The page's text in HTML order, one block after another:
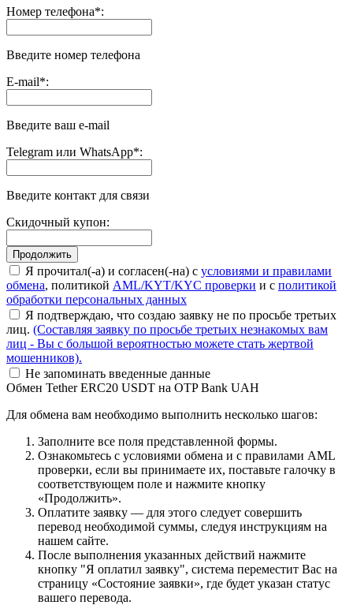
Номер телефона*:
Введите номер телефона
E-mail*:
Введите ваш e-mail
Telegram или WhatsApp*:
Введите контакт для связи
Скидочный купон:
Я прочитал(-а) и согласен(-на) с условиями и правилами
обмена, политикой AML/KYT/KYC проверки и с политикой
обработки персональных данных
Я подтверждаю, что создаю заявку не по просьбе третьих
лиц. (Составляя заявку по просьбе третьих незнакомых вам
лиц - Вы с большой вероятностью можете стать жертвой
мошенников).
Не запоминать введенные данные
Обмен Tether ERC20 USDT на OTP Bank UAH
Для обмена вам необходимо выполнить несколько шагов:
Заполните все поля представленной формы.
Ознакомьтесь с условиями обмена и с правилами AML
проверки, если вы принимаете их, поставьте галочку в
соответствующем поле и нажмите кнопку
«Продолжить».
Оплатите заявку — для этого следует совершить
перевод необходимой суммы, следуя инструкциям на
нашем сайте.
После выполнения указанных действий нажмите
кнопку "Я оплатил заявку", система переместит Вас на
страницу «Состояние заявки», где будет указан статус
вашего перевода.